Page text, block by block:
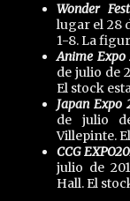
Wonder
lugar el 28
1-8. La
Anime Expo
de julio de
El stock
Japan Expo
de julio
Villepinte.
CCG
julio de
Hall. El